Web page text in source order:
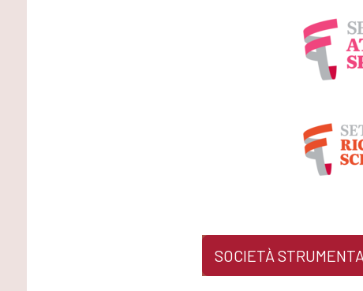
SOCIETÀ